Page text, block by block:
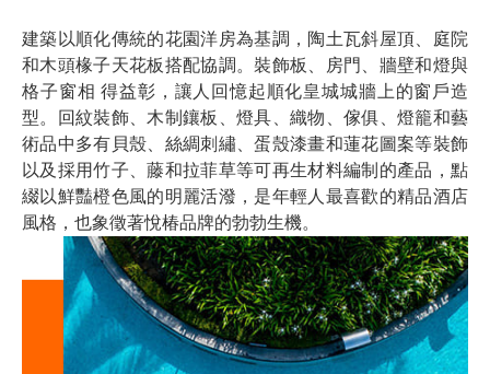
建築以順化傳統的花園洋房為基調，陶土瓦斜屋頂、庭院
和木頭椽子天花板搭配協調。裝飾板、房門、牆壁和燈與
格子窗相 得益彰，讓人回憶起順化皇城城牆上的窗戶造
型。回紋裝飾、木制鑲板、燈具、織物、傢俱、燈籠和藝
術品中多有貝殼、絲綢刺繡、蛋殼漆畫和蓮花圖案等裝飾
以及採用竹子、藤和拉菲草等可再生材料編制的產品，點
綴以鮮豔橙色風的明麗活潑，是年輕人最喜歡的精品酒店
風格，也象徵著悅椿品牌的勃勃生機。